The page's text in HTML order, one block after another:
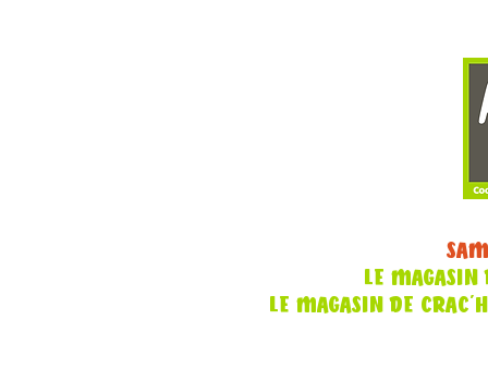
LE MAGASIN
LE MAGASIN DE